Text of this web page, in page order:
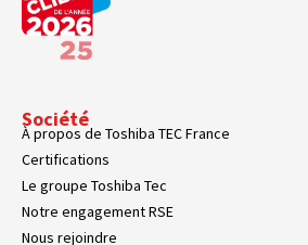
Société
À propos de Toshiba TEC France
Certifications
Le groupe Toshiba Tec
Notre engagement RSE
Nous rejoindre